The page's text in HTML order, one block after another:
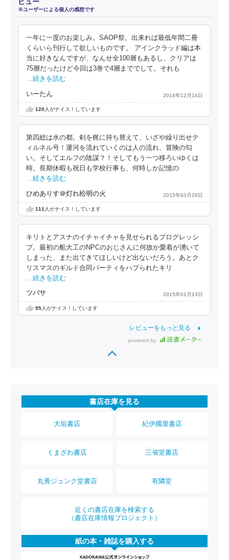
ビュー
※ユーザーによる個人の感想です
一年に一度のお楽しみ。SAOP祭。出来れば最低年間二冊
くらいら刊行して欲しいものです。 アインクラッド編は本
当に好きなんですが、なんせ全100層もあるし、クリアは
75層だったけど今回は3巻で4層まででして。それも
…続きを読む
いーたん 2014年12月14日
120人がナイス！しています
第四総は水の都。剣を梶に持ち替えて、いざや繰り出せテ
ィルネル号！運河を流れていくのは人の流れ、冒険の匂
い。そしてエルフの陰謀？！そしてもう一つ移ろいゆくは
時。長期休暇も祝日も学校行事も、何時しか記憶の
…続きを読む
ひめありす＠灯れ松明の火 2015年03月28日
111 人がナイス！しています
キリトとアスナのイチャイチャを見せられるプログレッシ
ブ。最初の船大工のNPCのおじさんに何故か愛着が湧いて
しまった、また出てきてほしいけど出ないだろう。あとク
リスマスのギルド合同パーティをハブられたキリ
…続きを読む
ツバサ 2015年01月13日
95人がナイス！しています
レビューをもっと見る
powered by
書店在庫を見る
大垣書店 紀伊國屋書店
くまざわ書店 三省堂書店
丸善ジュンク堂書店 有隣堂
近くの書店在庫を検索する
（書店在庫情報プロジェクト）
紙の本・雑誌を購入する